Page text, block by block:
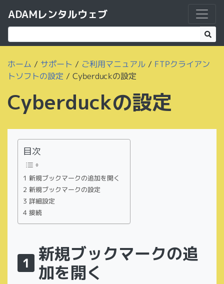
ADAMレンタルウェブ
ホーム / サポート / ご利用マニュアル / FTPクライアン
トソフトの設定 / Cyberduckの設定
Cyberduckの設定
目次
1 新規ブックマークの追加を開く
2 新規ブックマークの設定
3 詳細設定
4 接続
1
新規ブックマークの追
加を開く